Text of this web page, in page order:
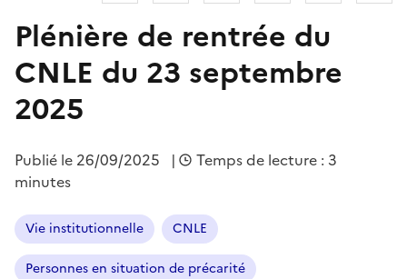
Plénière de rentrée du
CNLE du 23 septembre
2025
Publié le 26/09/2025 |
Temps de lecture : 3
minutes
Vie institutionnelle CNLE
Personnes en situation de précarité